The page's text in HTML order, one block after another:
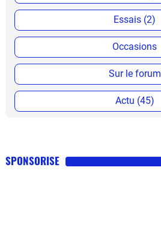
Essais (2)
Occasions
Sur le forum
Actu (45)
SPONSORISE